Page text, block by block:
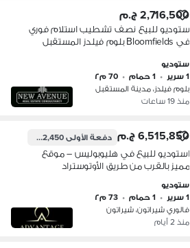
2,716,500 ج.م
ستوديو للبيع نصف تشطيب استلام فوري
في Bloomfields بلوم فيلدز المستقبل
ستوديو
1 سرير
• 1 حمام • 70 م٢
بلوم فيلدز، مدينة المستقبل
منذ 19 ساعات
6,515,850 ج.م دفعة الأولى2,492,450 ج.م
استوديو للبيع في هليوبوليس – موقع
مميز بالقرب من طريق الأوتوستراد
م² التقسيم: • Reception • Bedroom •
Kitchen • Bathroom • Terrace المميزات:
تشطيب Ultra Super Lux التكييفات
ستوديو
1 سرير
• 1 حمام • 73 م٢
فالوري شيراتون، شيراتون
منذ 2 أيام